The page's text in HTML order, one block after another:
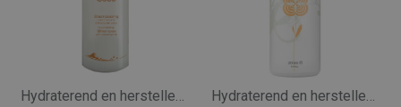
Hydraterend en herstellend Hydraterend en herstellend